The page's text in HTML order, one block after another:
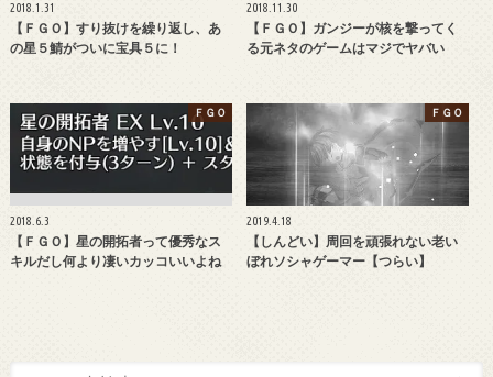
2018.1.31
【ＦＧＯ】すり抜けを繰り返し、あ
の星５鯖がついに宝具５に！
2018.11.30
【ＦＧＯ】ガンジーが核を撃ってく
る元ネタのゲームはマジでヤバい
ＦＧＯ
2018.6.3
【ＦＧＯ】星の開拓者って優秀なス
キルだし何より凄いカッコいいよね
ＦＧＯ
2019.4.18
【しんどい】周回を頑張れない老い
ぼれソシャゲーマー【つらい】